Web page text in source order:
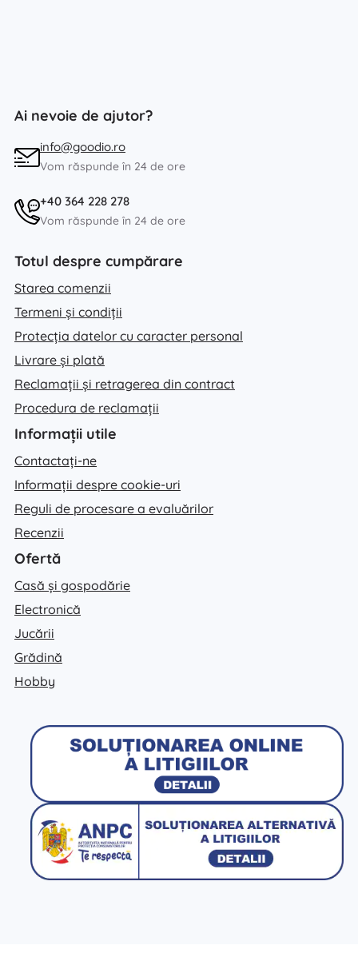
Ai nevoie de ajutor?
info@goodio.ro
Vom răspunde în 24 de ore
+40 364 228 278
Vom răspunde în 24 de ore
Totul despre cumpărare
Starea comenzii
Termeni și condiții
Protecția datelor cu caracter personal
Livrare și plată
Reclamații și retragerea din contract
Procedura de reclamații
Informații utile
Contactați-ne
Informații despre cookie-uri
Reguli de procesare a evaluărilor
Recenzii
Ofertă
Casă și gospodărie
Electronică
Jucării
Grădină
Hobby